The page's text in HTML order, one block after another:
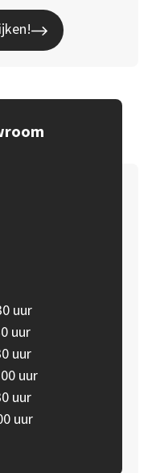
uur
uur
uur
uur
uur